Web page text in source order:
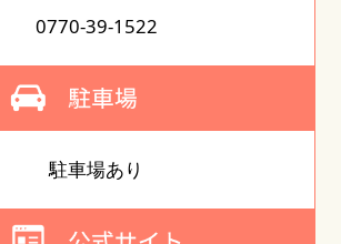
0770-39-1522
駐車場あり